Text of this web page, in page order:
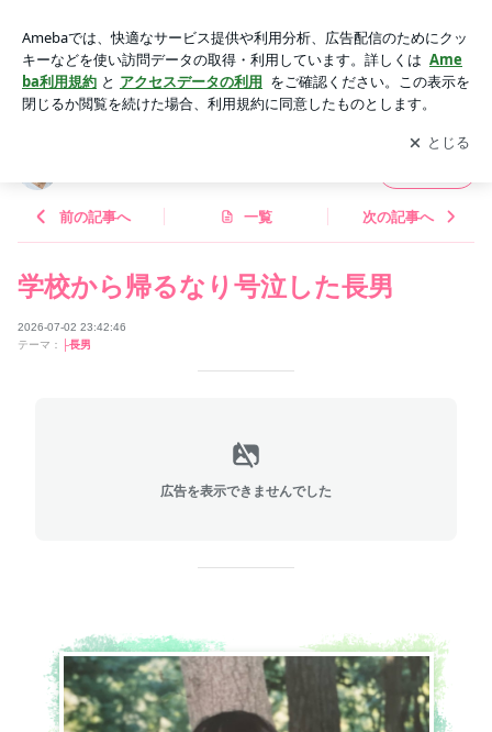
を思い出す。長男が子どもの時，木が切られ | 堀内祐子オフィ
シャルブログ Powered by Ameba
アプリをダウンロードして ブログの更新通知
を受け取りまし
ょう。
開く
前の記事へ 一覧 次の記事へ
学校から帰るなり号泣した長男
2026-07-02 23:42:46
テーマ：
├長男
広告を表示できませんでした